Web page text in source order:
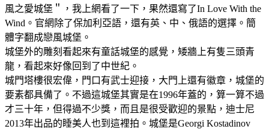
風之愛城堡＂，我上網看了一下，果然還寫了In Love With the
Wind。官網除了保加利亞語，還有英、中、俄語的選擇。簡
體字翻成戀風城堡。
城堡外的雕刻看起來有童話城堡的感覺，矮牆上有隻三頭青
龍，看起來好像回到了中世紀。
城門塔樓很宏偉，門口有武士迎接，大門上還有徽章，城堡的
要素都具備了。不過這城堡其實是在1996年蓋的，算一算不過
才三十年，但得過不少獎，而且是很受歡迎的景點，迪士尼
2013年出品的睡美人也到這裡拍。城堡是Georgi Kostadinov